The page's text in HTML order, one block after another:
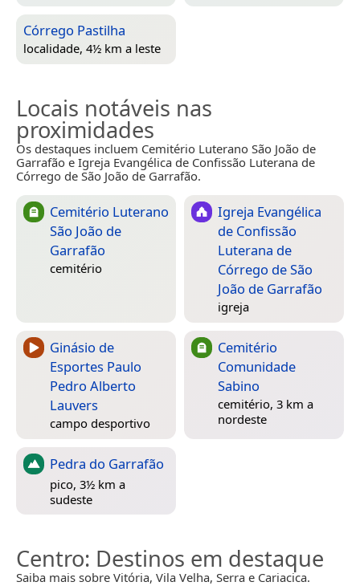
Córrego Pastilha
localidade, 4½ km a leste
Locais notáveis nas
proximidades
Os destaques incluem Cemitério Luterano São João de
Garrafão e Igreja Evangélica de Confissão Luterana de
Córrego de São João de Garrafão.
Cemitério Luterano
São João de
Garrafão
cemitério
Igreja Evangélica
de Confissão
Luterana de
Córrego de São
João de Garrafão
igreja
Ginásio de
Esportes Paulo
Pedro Alberto
Lauvers
campo desportivo
Cemitério
Comunidade
Sabino
cemitério, 3 km a
nordeste
Pedra do Garrafão
pico, 3½ km a
sudeste
Centro: Destinos em destaque
Saiba mais sobre Vitória, Vila Velha, Serra e Cariacica.